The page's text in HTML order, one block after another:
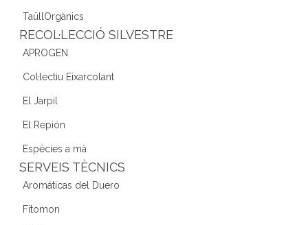
TaüllOrgànics
RECOL·LECCIÓ SILVESTRE
APROGEN
Col·lectiu Eixarcolant
El Jarpil
El Repión
Espècies a mà
SERVEIS TÈCNICS
Aromáticas del Duero
Fitomon